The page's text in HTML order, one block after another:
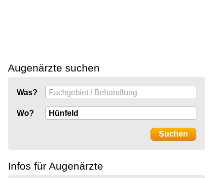
Augenärzte suchen
Was?
Wo?
Infos für Augenärzte